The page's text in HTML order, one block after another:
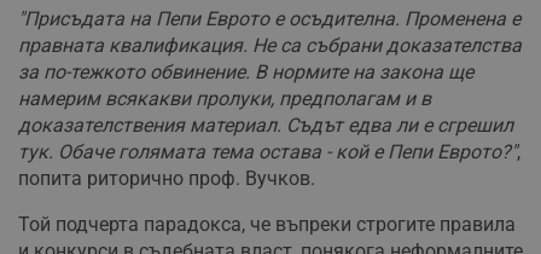
"Присъдата на Пепи Еврото е осъдителна. Променена е
правната квалификация. Не са събрани доказателства
за по-тежкото обвинение. В нормите на закона ще
намерим всякакви пролуки, предполагам и в
доказателствения материал. Съдът едва ли е сгрешил
тук. Обаче голямата тема остава - кой е Пепи Еврото?",
попита риторично проф. Вучков.
Той подчерта парадокса, че въпреки строгите правила